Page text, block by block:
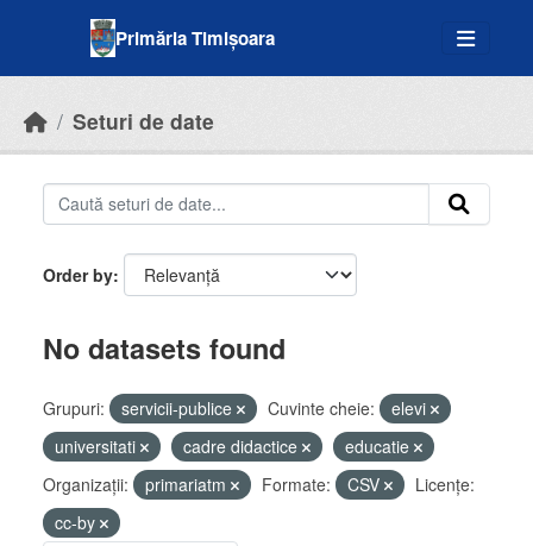
Primăria Timișoara
Seturi de date
Order by
No datasets found
Grupuri: servicii-publice Cuvinte cheie:
elevi
universitati
cadre didactice
educatie
Organizații:
primariatm Formate: CSV
Licenţe:
cc-by